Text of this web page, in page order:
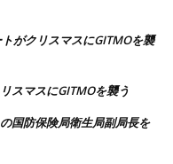
がクリスマスにGITMOを襲
スマスにGITMOを襲う
国防保険局衛生局副局長を